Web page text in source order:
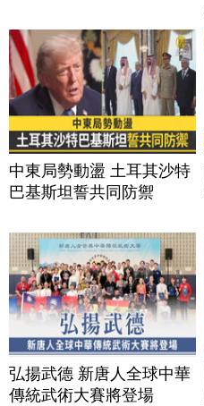
中東局勢動盪 土耳其沙特
巴基斯坦誓共同防禦
弘揚武德 新唐人全球中華
傳統武術大賽將登場